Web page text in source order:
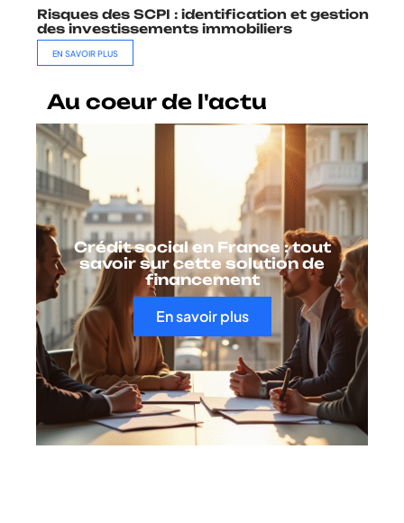
Risques des SCPI : identification et gestion
des investissements immobiliers
EN SAVOIR PLUS
Au coeur de l'actu
Crédit social en France : tout
savoir sur cette solution de
financement
En savoir plus